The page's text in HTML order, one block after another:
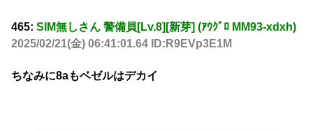
465: SIM無しさん 警備員[Lv.8][新芽] (ｱｳｸﾞﾛ MM93-xdxh)
2025/02/21(金) 06:41:01.64 ID:R9EVp3E1M
ちなみに8aもベゼルはデカイ